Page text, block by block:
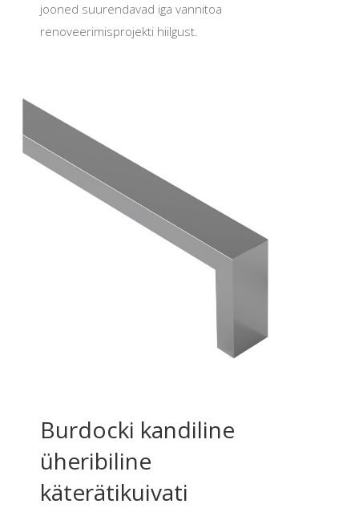
jooned suurendavad iga vannitoa
renoveerimisprojekti hiilgust.
Burdocki kandiline
üheribiline
käterätikuivati